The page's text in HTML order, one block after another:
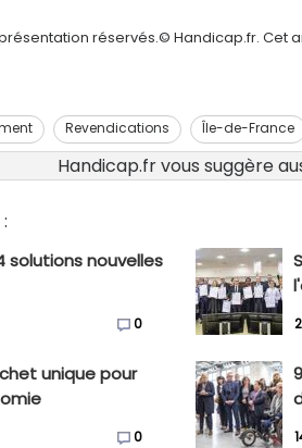
réservés.© Handicap.fr. Cet
Revendications Île-de-France
Handicap.fr vous suggère
solutions nouvelles
0
unique pour
0